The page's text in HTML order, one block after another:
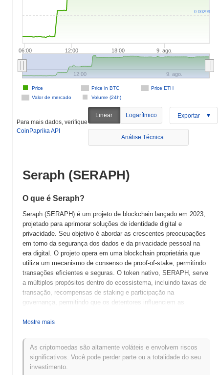
06:00 12:00 18:00 9. ago.
Price in BTC
Price ETH
Valor de mercado
Volume (24h)
Price
12:00 9. ago.
0.00299
Para mais dados, verifique
CoinPaprika API
Linear Logarítmico Exportar
Análise Técnica
Seraph (SERAPH)
O que é Seraph?
Seraph (SERAPH) é um projeto de blockchain lançado em 2023,
projetado para aprimorar soluções de identidade digital e
privacidade. Seu objetivo é abordar as crescentes preocupações
em torno da segurança dos dados e da privacidade pessoal na
era digital. O projeto opera em uma blockchain proprietária que
utiliza um mecanismo de consenso de proof-of-stake, permitindo
transações eficientes e seguras. O token nativo, SERAPH, serve
a múltiplos propósitos dentro do ecossistema, incluindo taxas de
transação, recompensas de staking e participação na
governança, permitindo que os detentores influenciem as
integração de técnicas criptográficas avançadas para garantir a
padrões regulatórios. Essa abordagem única o posiciona como
um jogador significativo no campo das soluções de identidade
digital, atraindo usuários e organizações que buscam interações
digitais seguras e privadas.
Mostre mais
As criptomoedas são altamente voláteis e envolvem riscos
significativos. Você pode perder parte ou a totalidade do seu
investimento.